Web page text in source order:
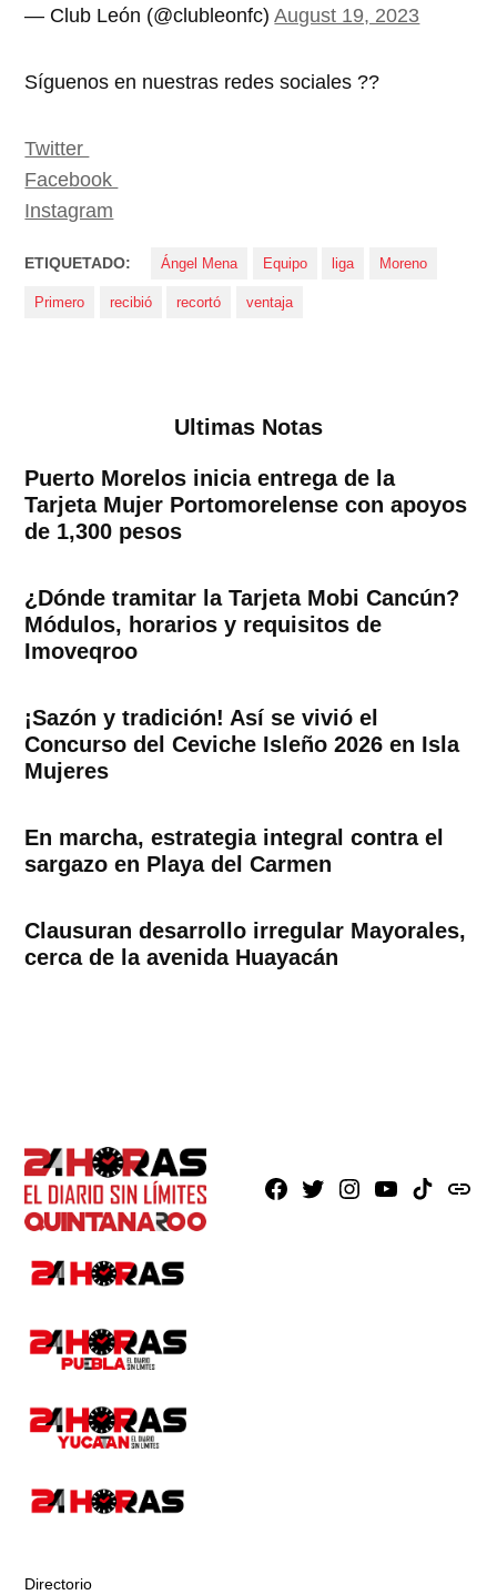
— Club León (@clubleonfc)August 19, 2023
Síguenos en nuestras redes sociales ??
Twitter
Facebook
Instagram
ETIQUETADO: Ángel Mena Equipo liga Moreno
Primero recibió recortó ventaja
Ultimas Notas
Puerto Morelos inicia entrega de la
Tarjeta Mujer Portomorelense con apoyos
de 1,300 pesos
¿Dónde tramitar la Tarjeta Mobi Cancún?
Módulos, horarios y requisitos de
Imoveqroo
¡Sazón y tradición! Así se vivió el
Concurso del Ceviche Isleño 2026 en Isla
Mujeres
En marcha, estrategia integral contra el
sargazo en Playa del Carmen
Clausuran desarrollo irregular Mayorales,
cerca de la avenida Huayacán
Facebook
X Instagram
YoutubeTikTokissuu
Directorio